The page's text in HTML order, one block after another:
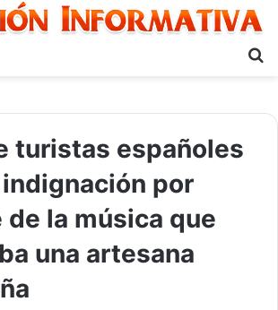
turistas españoles
por
de la música que
una artesana